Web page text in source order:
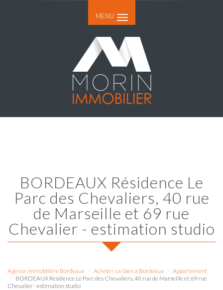
MENU
BORDEAUX Résidence Le
Parc des Chevaliers, 40 rue
de Marseille et 69 rue
Chevalier - estimation studio
Agence immobilière Bordeaux Acheter un bien à Bordeaux
Appartement
BORDEAUX Résidence Le Parc des Chevaliers, 40 rue de Marseille et 69 rue
Chevalier - estimation studio